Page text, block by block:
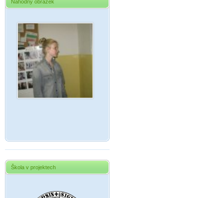
Náhodný obrázek
Škola v projektech